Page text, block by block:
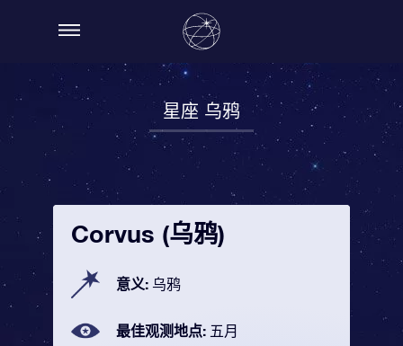
星座 乌鸦
Corvus (乌鸦)
意义: 乌鸦
最佳观测地点: 五月